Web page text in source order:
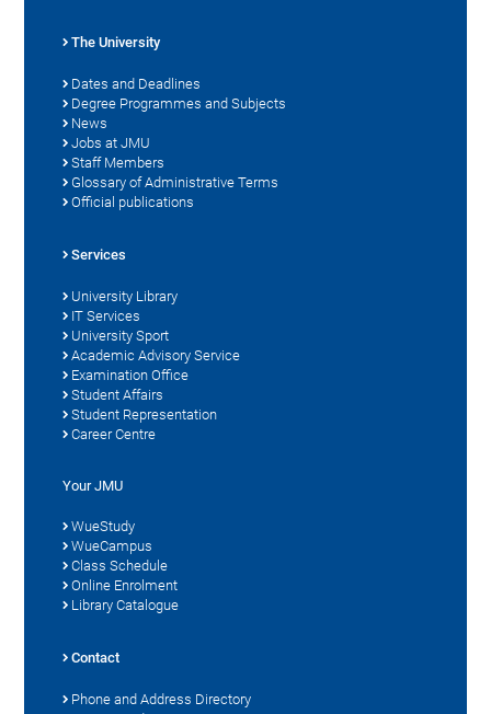
The University
Dates and Deadlines
Degree Programmes and Subjects
News
Jobs at JMU
Staff Members
Glossary of Administrative Terms
Official publications
Services
University Library
IT Services
University Sport
Academic Advisory Service
Examination Office
Student Affairs
Student Representation
Career Centre
Your JMU
WueStudy
WueCampus
Class Schedule
Online Enrolment
Library Catalogue
Contact
Phone and Address Directory